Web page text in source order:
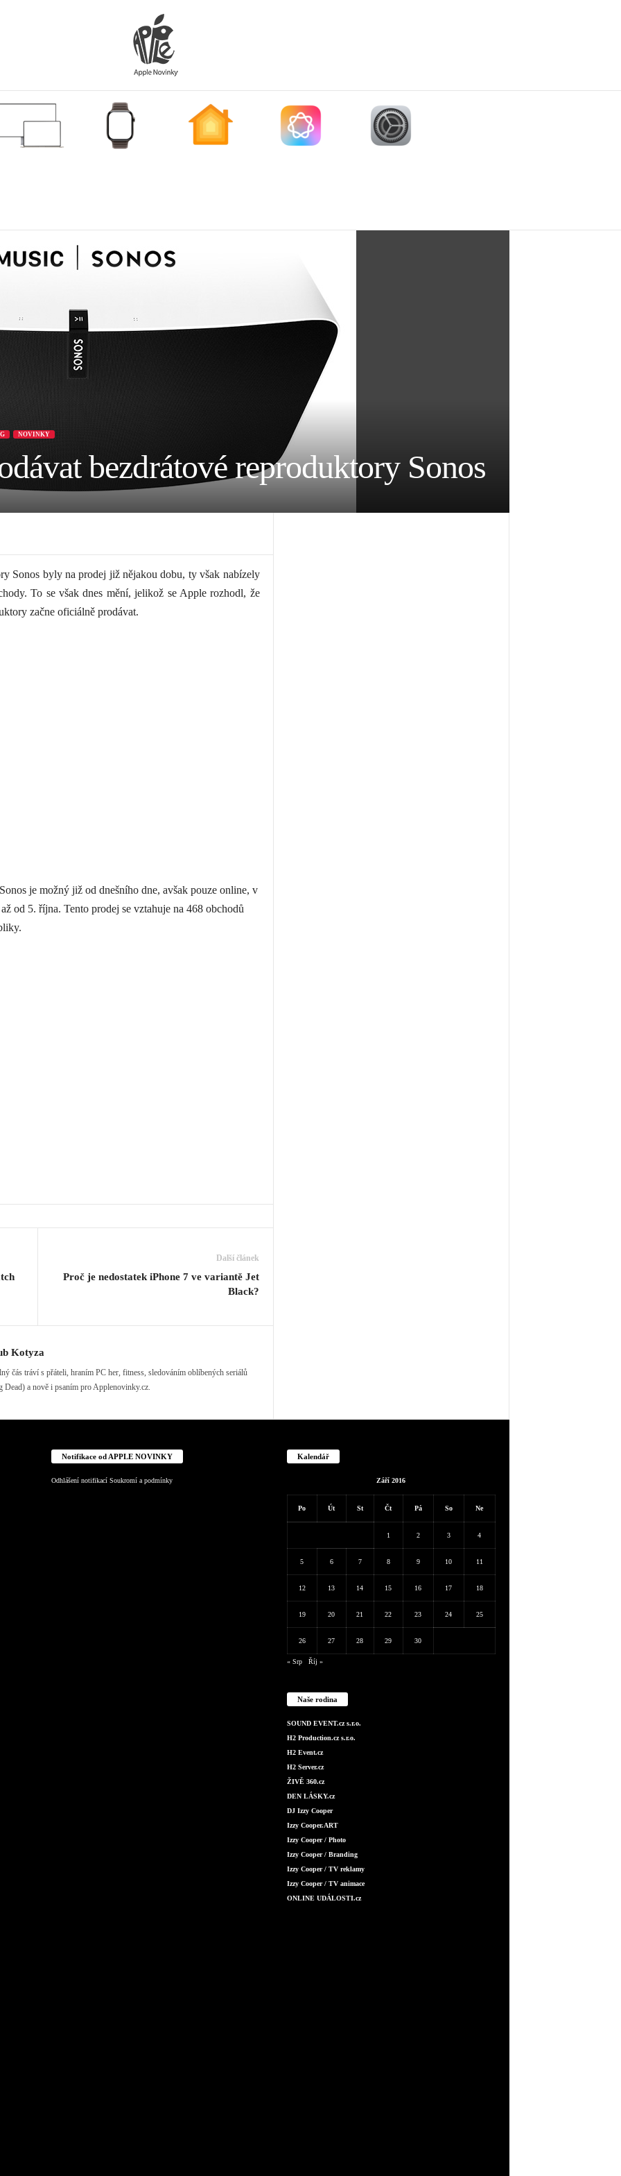
NOVINKY
bezdrátové reproduktory Sonos
Sonos byly na prodej již nějakou dobu, ty však nabízely
To se však dnes mění, jelikož se Apple rozhodl, že
začne oficiálně prodávat.
je možný již od dnešního dne, avšak pouze online, v
od 5. října. Tento prodej se vztahuje na 468 obchodů
Další článek
Proč je nedostatek iPhone 7 ve variantě Jet
Black?
Kotyza
čás tráví s přáteli, hraním PC her, fitness, sledováním oblíbených seriálů
Dead) a nově i psaním pro Applenovinky.cz.
Notifikace od APPLE NOVINKY
Odhlášení notifikací Soukromí a podmínky
Kalendář
Září 2016
Po Út St Čt Pá So Ne
1 2 3 4
5 6 7 8 9 10 11
12 13 14 15 16 17 18
19 20 21 22 23 24 25
26 27 28 29 30
« Srp Říj »
Naše rodina
SOUND EVENT.cz s.r.o.
H2 Production.cz s.r.o.
H2 Event.cz
H2 Server.cz
ŽIVĚ 360.cz
DEN LÁSKY.cz
DJ Izzy Cooper
Izzy Cooper.ART
Izzy Cooper / Photo
Izzy Cooper / Branding
Izzy Cooper / TV reklamy
Izzy Cooper / TV animace
ONLINE UDÁLOSTI.cz